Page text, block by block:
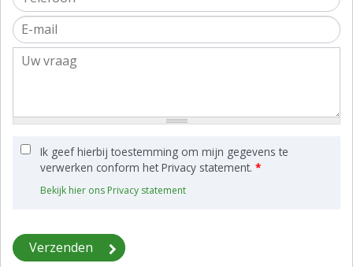
Ik geef hierbij toestemming om mijn gegevens te
verwerken conform het Privacy statement. *
Bekijk hier ons Privacy statement